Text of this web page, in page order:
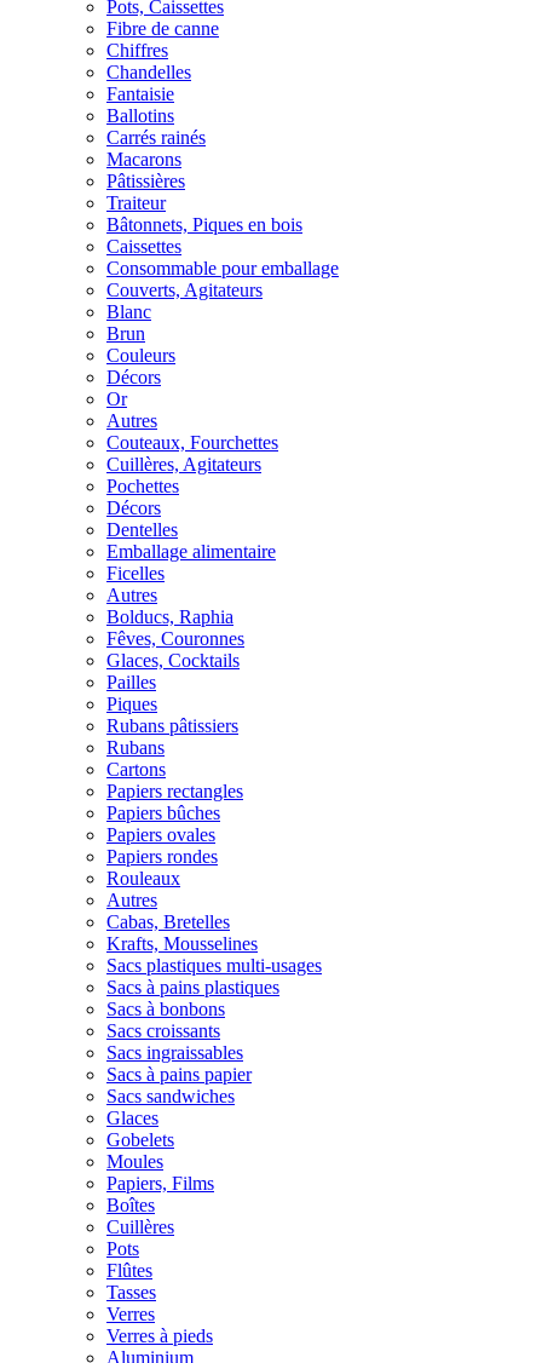
Pots, Caissettes
Fibre de canne
Chiffres
Chandelles
Fantaisie
Ballotins
Carrés rainés
Macarons
Pâtissières
Traiteur
Bâtonnets, Piques en bois
Caissettes
Consommable pour emballage
Couverts, Agitateurs
Blanc
Brun
Couleurs
Décors
Or
Autres
Couteaux, Fourchettes
Cuillères, Agitateurs
Pochettes
Décors
Dentelles
Emballage alimentaire
Ficelles
Autres
Bolducs, Raphia
Fêves, Couronnes
Glaces, Cocktails
Pailles
Piques
Rubans pâtissiers
Rubans
Cartons
Papiers rectangles
Papiers bûches
Papiers ovales
Papiers rondes
Rouleaux
Autres
Cabas, Bretelles
Krafts, Mousselines
Sacs plastiques multi-usages
Sacs à pains plastiques
Sacs à bonbons
Sacs croissants
Sacs ingraissables
Sacs à pains papier
Sacs sandwiches
Glaces
Gobelets
Moules
Papiers, Films
Boîtes
Cuillères
Pots
Flûtes
Tasses
Verres
Verres à pieds
Aluminium